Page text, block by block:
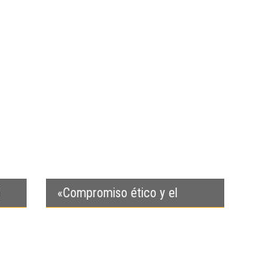
«Compromiso ético y el